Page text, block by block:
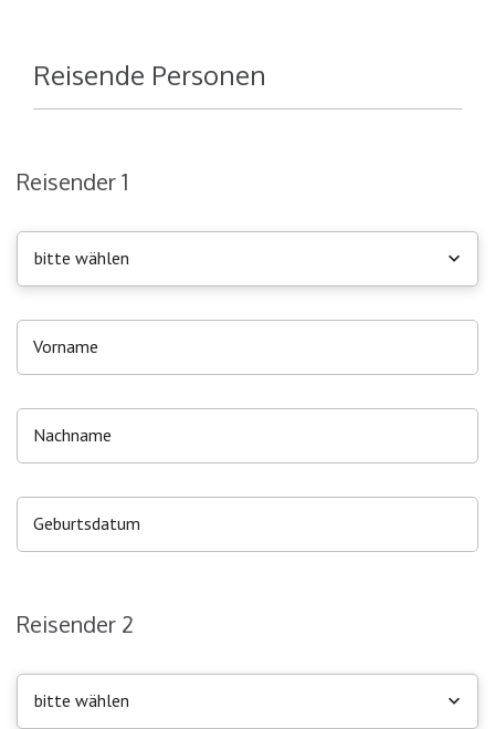
Reisende Personen
Reisender 1
bitte wählen
Reisender 2
bitte wählen